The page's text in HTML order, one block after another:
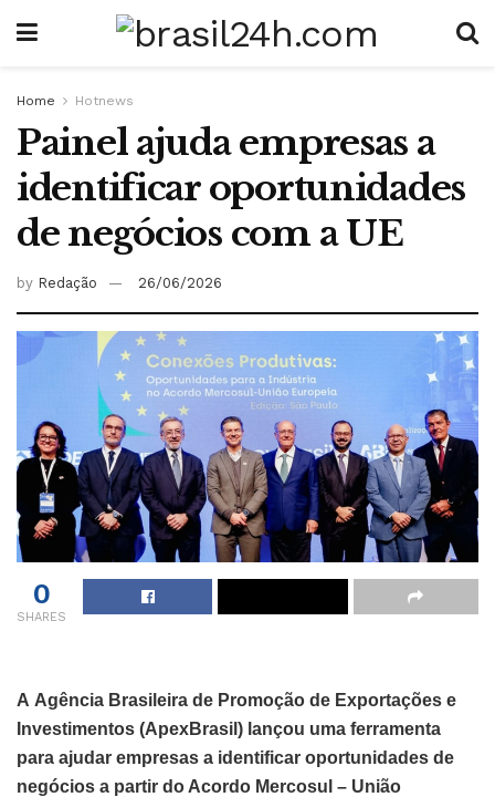
Home Hotnews
Painel ajuda empresas a
identificar oportunidades
de negócios com a UE
by Redação 26/06/2026
0
SHARES
A Agência Brasileira de Promoção de Exportações e
Investimentos (ApexBrasil) lançou uma ferramenta
para ajudar empresas a identificar oportunidades de
negócios a partir do Acordo Mercosul – União